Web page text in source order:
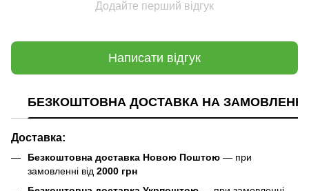
Додайте перший відгук
Написати відгук
БЕЗКОШТОВНА ДОСТАВКА НА ЗАМОВЛЕННЯ
Доставка:
Безкоштовна доставка Новою Поштою — при
замовленні від 2000 грн